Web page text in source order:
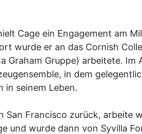
Cage ein Engagement am
wurde er an das Cornish
Gruppe) arbeitete. Im
in dem
in seinem Leben.
Francisco zurück, arbeite
und wurde dann von Syvilla